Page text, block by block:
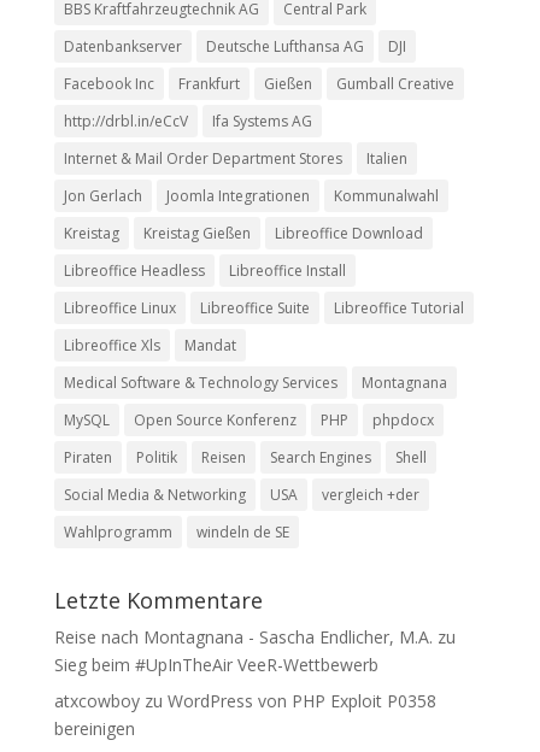
BBS Kraftfahrzeugtechnik AG
Central Park
Datenbankserver
Deutsche Lufthansa AG
DJI
Facebook Inc
Frankfurt Gießen
Gumball Creative
http://drbl.in/eCcV
Ifa Systems AG
Internet & Mail Order Department Stores
Italien
Jon Gerlach
Joomla Integrationen
Kommunalwahl
Kreistag
Kreistag Gießen
Libreoffice Download
Libreoffice Headless
Libreoffice Install
Libreoffice Linux
Libreoffice Suite
Libreoffice Tutorial
Libreoffice Xls
Mandat
Medical Software & Technology Services
Montagnana
MySQL
Open Source Konferenz PHP
phpdocx
Piraten
Politik Reisen Search Engines
Shell
Social Media & Networking
USA
vergleich +der
Wahlprogramm
windeln de SE
Letzte Kommentare
Reise nach Montagnana - Sascha Endlicher, M.A. zu
Sieg beim #UpInTheAir VeeR-Wettbewerb
atxcowboyzu WordPress von PHP Exploit P0358
bereinigen